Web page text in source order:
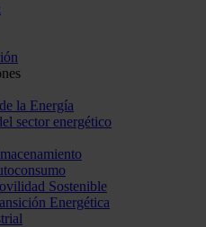
la Energía
sector energético
Sostenible
Energética